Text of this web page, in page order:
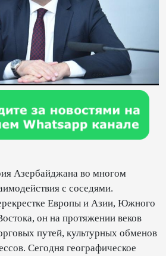
Азербайджана во многом
с соседями.
Европы и Азии, Южного
он на протяжении веков
путей, культурных обменов
Сегодня географическое